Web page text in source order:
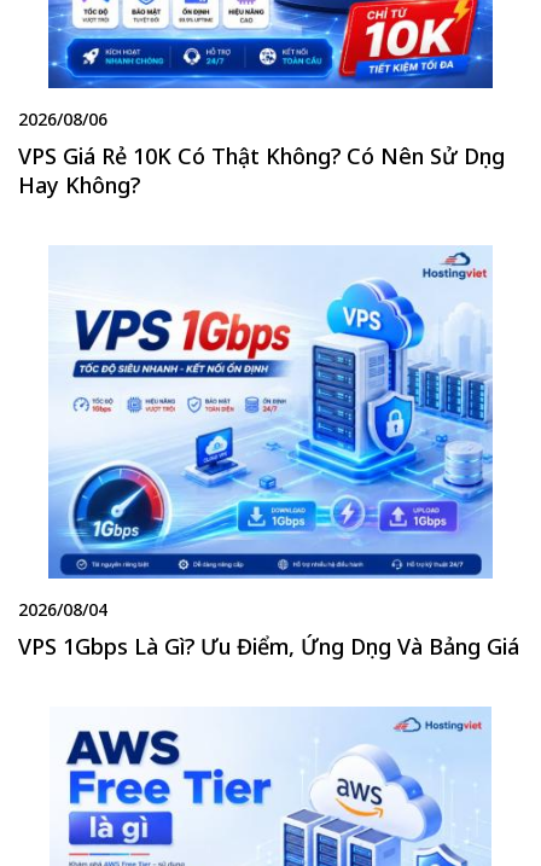
2026/08/06
VPS Giá Rẻ 10K Có Thật Không? Có Nên Sử Dụng
Hay Không?
2026/08/04
VPS 1Gbps Là Gì? Ưu Điểm, Ứng Dụng Và Bảng Giá